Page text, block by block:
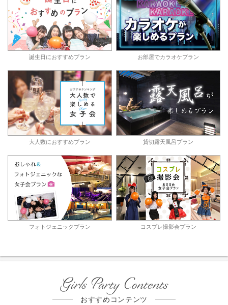
誕生日におすすめプラン お部屋でカラオケプラン
大人数におすすめプラン 貸切露天風呂プラン
フォトジェニックプラン コスプレ撮影会プラン
Girls Party Contents
おすすめコンテンツ